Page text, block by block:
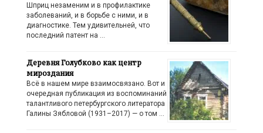
Шприц незаменим и в профилактике
заболеваний, и в борьбе с ними, и в
диагностике. Тем удивительней, что
последний патент на …
Деревня Голубково как центр
мироздания
Всё в нашем мире взаимосвязано. Вот и
очередная публикация из воспоминаний
талантливого петербургского литератора
Галины Зябловой (1931–2017) — о том …